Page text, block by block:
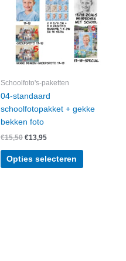
Schoolfoto's-paketten
04-standaard
schoolfotopakket + gekke
bekken foto
€15,50 Oorspronkelijke
was:
€13,95Huidige
is:
Opties selecteren